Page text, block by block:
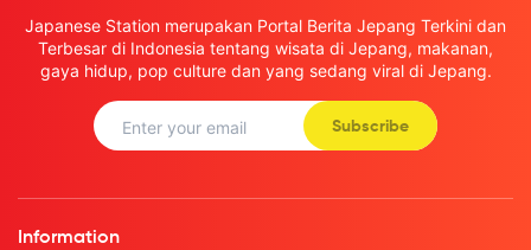
Japanese Station merupakan Portal Berita Jepang Terkini dan
Terbesar di Indonesia tentang wisata di Jepang, makanan,
gaya hidup, pop culture dan yang sedang viral di Jepang.
Subscribe
Information